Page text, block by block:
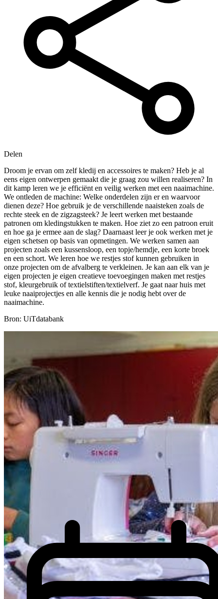
Delen
Droom je ervan om zelf kledij en accessoires te maken? Heb je al
eens eigen ontwerpen gemaakt die je graag zou willen realiseren? In
dit kamp leren we je efficiënt en veilig werken met een naaimachine.
We ontleden de machine: Welke onderdelen zijn er en waarvoor
dienen deze? Hoe gebruik je de verschillende naaisteken zoals de
rechte steek en de zigzagsteek? Je leert werken met bestaande
patronen om kledingstukken te maken. Hoe ziet zo een patroon eruit
en hoe ga je ermee aan de slag? Daarnaast leer je ook werken met je
eigen schetsen op basis van opmetingen. We werken samen aan
projecten zoals een kussensloop, een topje/hemdje, een korte broek
en een schort. We leren hoe we restjes stof kunnen gebruiken in
onze projecten om de afvalberg te verkleinen. Je kan aan elk van je
eigen projecten je eigen creatieve toevoegingen maken met restjes
stof, kleurgebruik of textielstiften/textielverf. Je gaat naar huis met
leuke naaiprojectjes en alle kennis die je nodig hebt over de
naaimachine.
Bron: UiTdatabank